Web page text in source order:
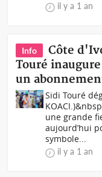
il y a 1 an
Info
Côte
Touré
un
Sidi Touré
une grande
aujourd’hui
symbole...
il y a 1 an